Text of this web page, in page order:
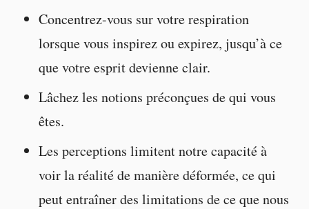
Concentrez-vous sur votre respiration
lorsque vous inspirez ou expirez, jusqu’à ce
que votre esprit devienne clair.
Lâchez les notions préconçues de qui vous
êtes.
Les perceptions limitent notre capacité à
voir la réalité de manière déformée, ce qui
peut entraîner des limitations de ce que nous